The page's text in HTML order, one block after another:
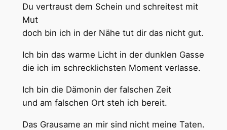
Du vertraust dem Schein und schreitest mit
Mut
doch bin ich in der Nähe tut dir das nicht gut.
Ich bin das warme Licht in der dunklen Gasse
die ich im schrecklichsten Moment verlasse.
Ich bin die Dämonin der falschen Zeit
und am falschen Ort steh ich bereit.
Das Grausame an mir sind nicht meine Taten.